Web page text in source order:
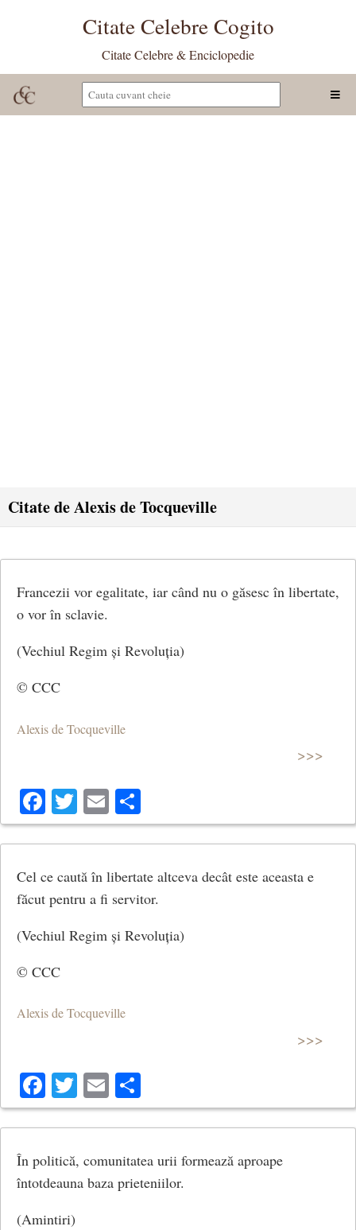
Citate Celebre Cogito
Citate Celebre & Enciclopedie
Citate de Alexis de Tocqueville
Francezii vor egalitate, iar când nu o găsesc în libertate,
o vor în sclavie.
(Vechiul Regim și Revoluția)
© CCC
Alexis de Tocqueville
>>>
Facebook
Twitter
Email
Cel ce caută în libertate altceva decât este aceasta e
făcut pentru a fi servitor.
(Vechiul Regim și Revoluția)
© CCC
Alexis de Tocqueville
>>>
Facebook
Twitter
Email
În politică, comunitatea urii formează aproape
întotdeauna baza prieteniilor.
(Amintiri)